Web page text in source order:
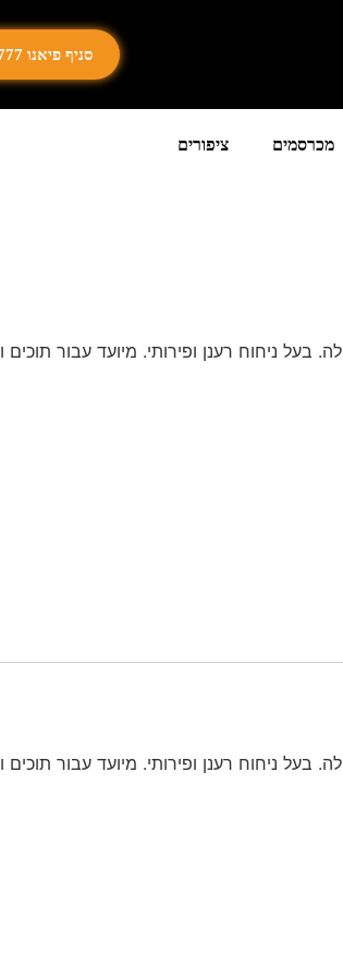
סניף פיאנו 09-7605777
מכרסמים ציפורים
ניחוח רענן ופירותי. מיועד עבור תוכים
ניחוח רענן ופירותי. מיועד עבור תוכים